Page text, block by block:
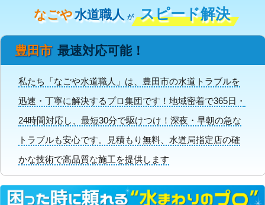
なごや水道職人 が スピード解決
豊田市 最速対応可能！
私たち「なごや水道職人」は、豊田市の水道トラブルを
迅速・丁寧に解決するプロ集団です！地域密着で365日・
24時間対応し、最短30分で駆けつけ！深夜・早朝の急な
トラブルも安心です。見積もり無料、水道局指定店の確
かな技術で高品質な施工を提供します